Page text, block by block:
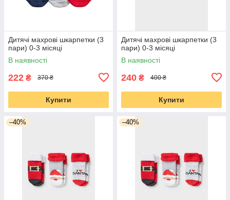
Дитячі махрові шкарпетки (3
пари) 0-3 місяці
В наявності
222 ₴ 370 ₴
Купити
Дитячі махрові шкарпетки (3
пари) 0-3 місяці
В наявності
240 ₴ 400 ₴
Купити
–40% –40%